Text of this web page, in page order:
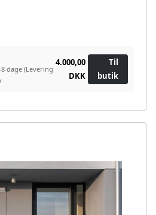
dage (Levering
4.000,00
DKK
Til
butik